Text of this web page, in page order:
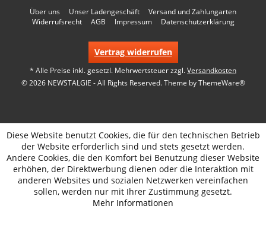
Über uns Unser Ladengeschäft
Versand und Zahlungarten
Widerrufsrecht
AGB Impressum Datenschutzerklärung
Vertrag widerrufen
* Alle Preise inkl. gesetzl. Mehrwertsteuer zzgl.Versandkosten
© 2026 NEWSTALGIE - All Rights Reserved. Theme byThemeWare®
Diese Website benutzt Cookies, die für den technischen Betrieb
der Website erforderlich sind und stets gesetzt werden.
Andere Cookies, die den Komfort bei Benutzung dieser Website
erhöhen, der Direktwerbung dienen oder die Interaktion mit
anderen Websites und sozialen Netzwerken vereinfachen
sollen, werden nur mit Ihrer Zustimmung gesetzt.
Mehr Informationen